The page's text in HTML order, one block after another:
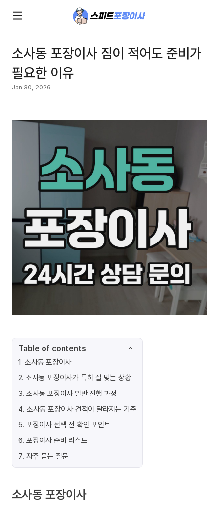
소사동 포장이사 짐이 적어도 준비가
필요한 이유
Jan 30, 2026
Table of contents
1. 소사동 포장이사
2. 소사동 포장이사가 특히 잘 맞는 상황
3. 소사동 포장이사 일반 진행 과정
4. 소사동 포장이사 견적이 달라지는 기준
5. 포장이사 선택 전 확인 포인트
6. 포장이사 준비 리스트
7. 자주 묻는 질문
소사동 포장이사